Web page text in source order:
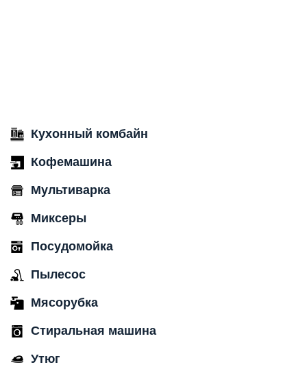
Кухонный комбайн
Кофемашина
Мультиварка
Миксеры
Посудомойка
Пылесос
Мясорубка
Стиральная машина
Утюг